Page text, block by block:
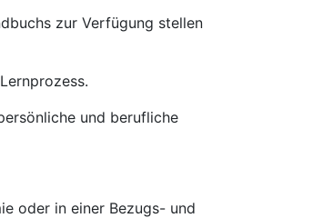
zur Verfügung stellen
und berufliche
oder in einer Bezugs- und